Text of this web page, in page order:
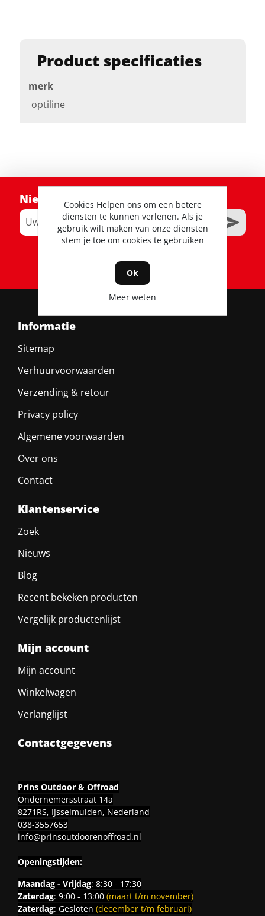
Product specificaties
merk
optiline
Nieuwsbrief
RSS
Informatie
Sitemap
Verhuurvoorwaarden
Verzending & retour
Privacy policy
Algemene voorwaarden
Over ons
Contact
Klantenservice
Zoek
Nieuws
Blog
Recent bekeken producten
Vergelijk productenlijst
Mijn account
Mijn account
Winkelwagen
Verlanglijst
Contactgegevens
Prins Outdoor & Offroad
Ondernemersstraat 14a
8271RS, IJsselmuiden, Nederland
038-3557653
info@prinsoutdoorenoffroad.nl
Openingstijden:
Maandag - Vrijdag: 8:30 - 17:30
Zaterdag: 9:00 - 13:00 (maart t/m november)
Zaterdag: Gesloten (december t/m februari)
Cookies Helpen ons om een betere
diensten te kunnen verlenen. Als je
gebruik wilt maken van onze diensten
stem je toe om cookies te gebruiken
Ok
Meer weten